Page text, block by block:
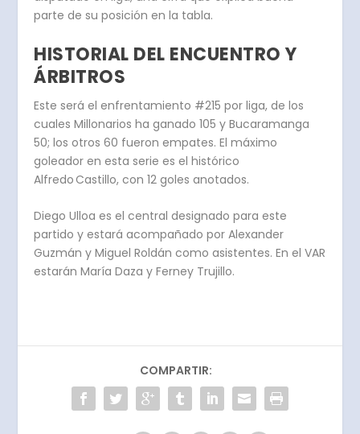
parte de su posición en la tabla.
HISTORIAL DEL ENCUENTRO Y
ÁRBITROS
Este será el enfrentamiento #215 por liga, de los
cuales Millonarios ha ganado 105 y Bucaramanga
50; los otros 60 fueron empates. El máximo
goleador en esta serie es el histórico
Alfredo Castillo, con 12 goles anotados.
Diego Ulloa es el central designado para este
partido y estará acompañado por Alexander
Guzmán y Miguel Roldán como asistentes. En el VAR
estarán María Daza y Ferney Trujillo.
COMPARTIR: